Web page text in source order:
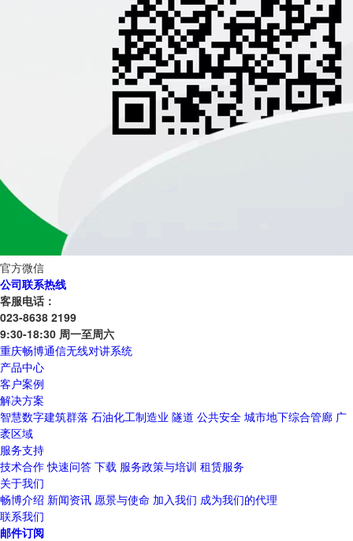
官方微信
公司联系热线
客服电话：
023-8638 2199
9:30-18:30 周一至周六
重庆畅博通信无线对讲系统
产品中心
客户案例
解决方案
智慧数字建筑群落 石油化工制造业 隧道 公共安全 城市地下综合管廊 广
袤区域
服务支持
技术合作 快速问答 下载 服务政策与培训 租赁服务
关于我们
畅博介绍 新闻资讯 愿景与使命 加入我们 成为我们的代理
联系我们
邮件订阅